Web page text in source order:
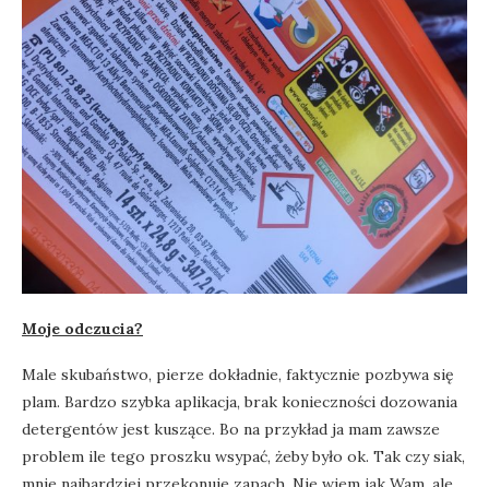
Moje odczucia?
Male skubaństwo, pierze dokładnie, faktycznie pozbywa się
plam. Bardzo szybka aplikacja, brak konieczności dozowania
detergentów jest kuszące. Bo na przykład ja mam zawsze
problem ile tego proszku wsypać, żeby było ok. Tak czy siak,